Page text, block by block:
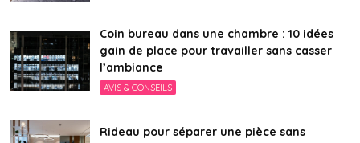
Coin bureau dans une chambre : 10 idées
gain de place pour travailler sans casser
l’ambiance
AVIS & CONSEILS
Rideau pour séparer une pièce sans